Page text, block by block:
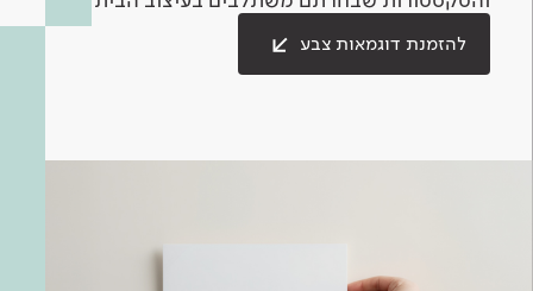
להזמנת דוגמאות צבע